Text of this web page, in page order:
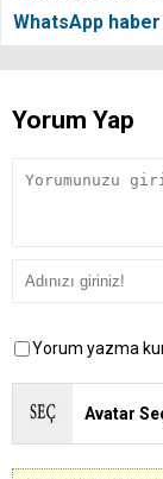
WhatsApp haber
Yorum Yap
Yorum yazma
Avatar